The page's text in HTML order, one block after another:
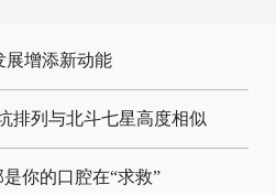
展增添新动能
排列与北斗七星高度相似
你的口腔在“求救”